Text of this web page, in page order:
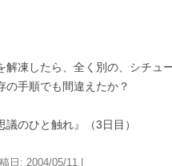
解凍したら、全く別の、シチュ
の手順でも間違えたか？
のひと触れ』（3日目）
日: 2004/05/11